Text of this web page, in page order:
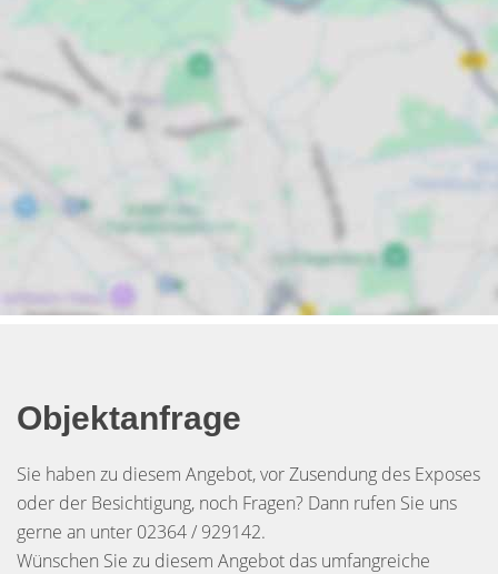
Objektanfrage
Sie haben zu diesem Angebot, vor Zusendung des Exposes
oder der Besichtigung, noch Fragen? Dann rufen Sie uns
gerne an unter 02364 / 929142.
Wünschen Sie zu diesem Angebot das umfangreiche